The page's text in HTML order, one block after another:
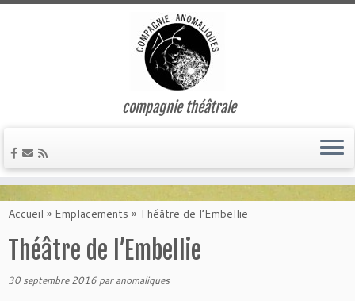
au
compagnie théâtrale
Accueil » Emplacements » Théâtre de l’Embellie
Théâtre de l’Embellie
30 septembre 2016 paranomaliques